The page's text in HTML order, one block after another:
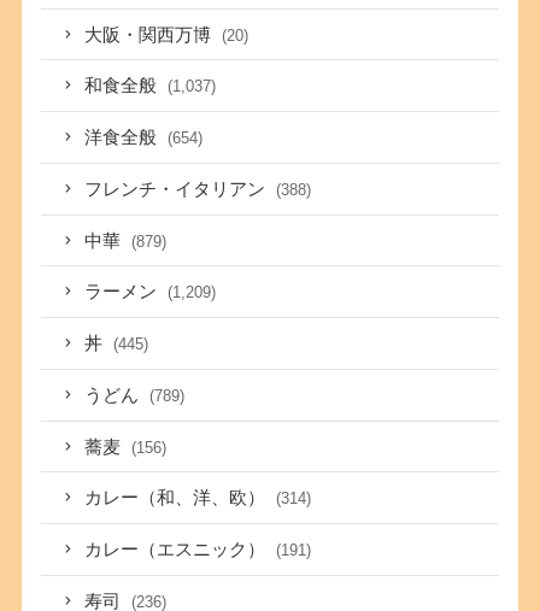
大阪・関西万博 (20)
和食全般 (1,037)
洋食全般 (654)
フレンチ・イタリアン (388)
中華 (879)
ラーメン (1,209)
丼 (445)
うどん (789)
蕎麦 (156)
カレー（和、洋、欧） (314)
カレー（エスニック） (191)
寿司 (236)